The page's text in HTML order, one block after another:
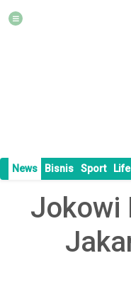
News Bisnis Sport
Jokowi